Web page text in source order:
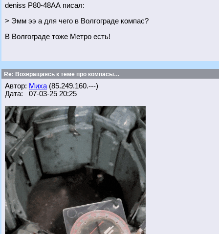
deniss Р80-48АА писал:
> Эмм ээ а для чего в Волгограде компас?
В Волгограде тоже Метро есть!
Re: Возвращаясь к теме про компасы…
Автор: Миха (85.249.160.---)
Дата: 07-03-25 20:25